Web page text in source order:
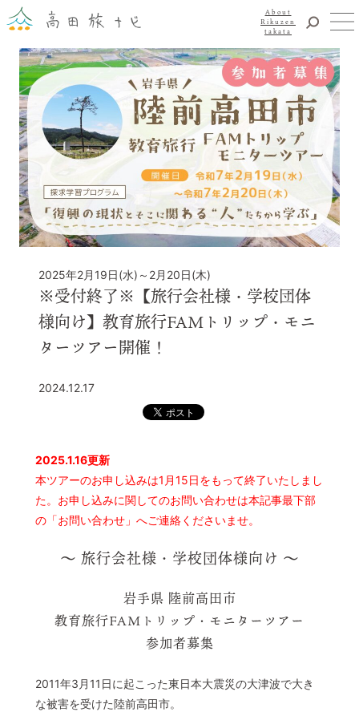
About Rikuzentakata
2025年2月19日(水)～2月20日(木)
※受付終了※【旅行会社様・学校団体
様向け】教育旅行FAMトリップ・モニ
ターツアー開催！
2024.12.17
2025.1.16更新
本ツアーのお申し込みは1月15日をもって終了いたしまし
た。お申し込みに関してのお問い合わせは本記事最下部
の「お問い合わせ」へご連絡くださいませ。
～ 旅行会社様・学校団体様向け ～
岩手県 陸前高田市
教育旅行FAMトリップ・モニターツアー
参加者募集
2011年3月11日に起こった東日本大震災の大津波で大き
な被害を受けた陸前高田市。
About
Rikuzen
takata
観光
体験
震災復興
食事・グルメ
宿泊
イベント
アクセス
お知らせ
YouTubeチャンネル
交通・観光サービス
観光のことならまずはココ！
陸前高田市観光物産協会
お問い合わせ
© 2022 一般社団法人 陸前高田市観光物産協会 All Rights Reserved.